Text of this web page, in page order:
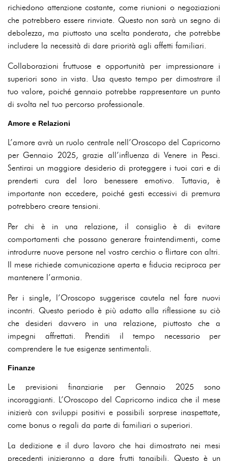
richiedono attenzione costante, come riunioni o negoziazioni
che potrebbero essere rinviate. Questo non sarà un segno di
debolezza, ma piuttosto una scelta ponderata, che potrebbe
includere la necessità di dare priorità agli affetti familiari.
Collaborazioni fruttuose e opportunità per impressionare i
superiori sono in vista. Usa questo tempo per dimostrare il
tuo valore, poiché gennaio potrebbe rappresentare un punto
di svolta nel tuo percorso professionale.
Amore e Relazioni
L’amore avrà un ruolo centrale nell’Oroscopo del Capricorno
per Gennaio 2025, grazie all’influenza di Venere in Pesci.
Sentirai un maggiore desiderio di proteggere i tuoi cari e di
prenderti cura del loro benessere emotivo. Tuttavia, è
importante non eccedere, poiché gesti eccessivi di premura
potrebbero creare tensioni.
Per chi è in una relazione, il consiglio è di evitare
comportamenti che possano generare fraintendimenti, come
introdurre nuove persone nel vostro cerchio o flirtare con altri.
Il mese richiede comunicazione aperta e fiducia reciproca per
mantenere l’armonia.
Per i single, l’Oroscopo suggerisce cautela nel fare nuovi
incontri. Questo periodo è più adatto alla riflessione su ciò
che desideri davvero in una relazione, piuttosto che a
impegni affrettati. Prenditi il tempo necessario per
comprendere le tue esigenze sentimentali.
Finanze
Le previsioni finanziarie per Gennaio 2025 sono
incoraggianti. L’Oroscopo del Capricorno indica che il mese
inizierà con sviluppi positivi e possibili sorprese inaspettate,
come bonus o regali da parte di familiari o superiori.
La dedizione e il duro lavoro che hai dimostrato nei mesi
precedenti inizieranno a dare frutti tangibili. Questo è un